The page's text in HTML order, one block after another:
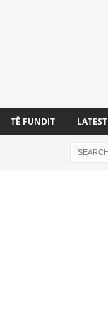
TË FUNDIT LATEST